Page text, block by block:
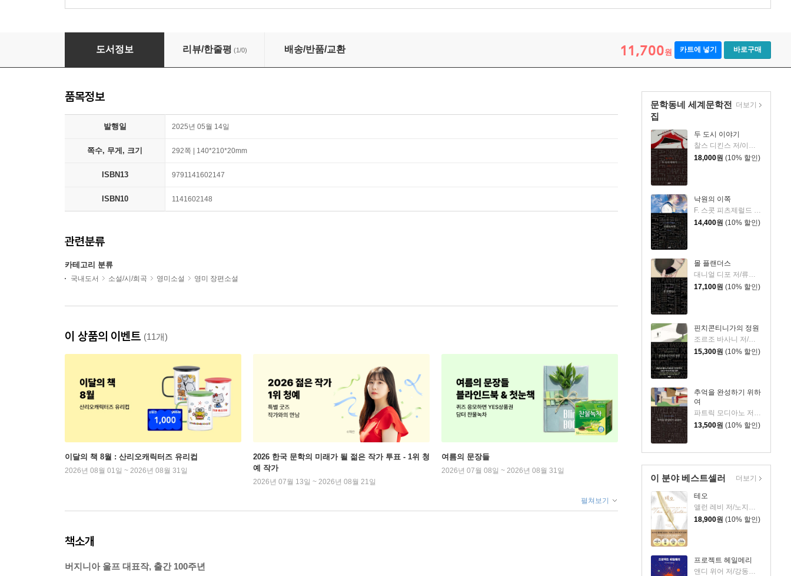
댈러웨이 부인
도서정보 리뷰/한줄평 (1/0) 배송/반품/교환 11,700원 카트에 넣기 바로구매
문학동네 세계문학전
집
두 도시 이야기
찰스 디킨스 저/이인규 역
18,000원 (10% 할인)
낙원의 이쪽
14,400원 (10% 할인)
몰 플랜더스
대니얼 디포 저/류경희 역
17,100원 (10% 할인)
핀치콘티니가의 정원
15,300원 (10% 할인)
추억을 완성하기 위하
여
파트릭 모디아노 저/김화영 역
13,500원 (10% 할인)
더보기
이 분야 베스트셀러
테오
18,900원 (10% 할인)
프로젝트 헤일메리
앤디 위어 저/강동혁 역
더보기
품목정보
발행일 2025년 05월 14일
쪽수, 무게, 크기 292쪽 | 140*210*20mm
ISBN13 9791141602147
ISBN10 1141602148
관련분류
카테고리 분류
국내도서 소설/시/희곡 영미소설 영미 장편소설
이 상품의 이벤트 (11개)
이달의 책 8월 : 산리오캐릭터즈 유리컵
2026년 08월 01일 ~ 2026년 08월 31일
2026 한국 문학의 미래가 될 젊은 작가 투표 - 1위 청
예 작가
2026년 07월 13일 ~ 2026년 08월 21일
여름의 문장들
2026년 07월 08일 ~ 2026년 08월 31일
펼쳐보기
책소개
버지니아 울프 대표작, 출간 100주년